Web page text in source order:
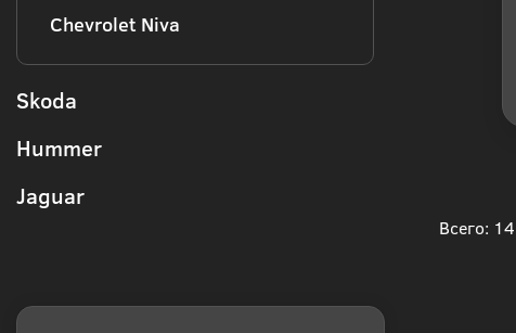
Chevrolet Niva
Skoda
Hummer
Jaguar
Всего: 14